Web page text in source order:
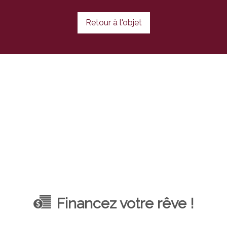
Retour à l'objet
Financez votre rêve !